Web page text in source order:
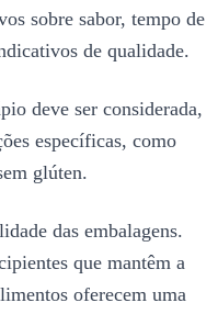
sobre sabor, tempo de
de qualidade.
deve ser considerada,
específicas, como
glúten.
das embalagens.
que mantêm a
oferecem uma